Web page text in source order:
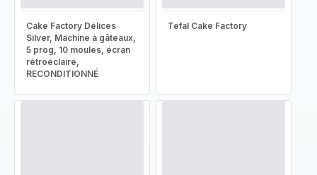
Cake Factory Délices
Silver, Machine à gâteaux,
5 prog, 10 moules, écran
rétroéclairé,
RECONDITIONNÉ
Tefal Cake Factory